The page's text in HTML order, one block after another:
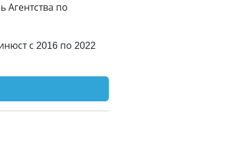
Агентства по
с 2016 по 2022